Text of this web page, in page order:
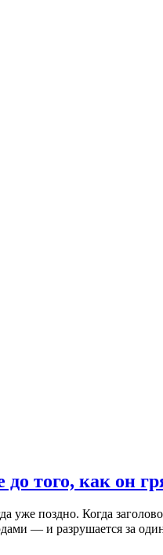
того, как он
поздно. Когда
— и разрушается за